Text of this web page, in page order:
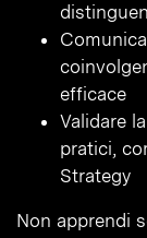
efficace
Validare
pratici,
Strategy
Non apprendi